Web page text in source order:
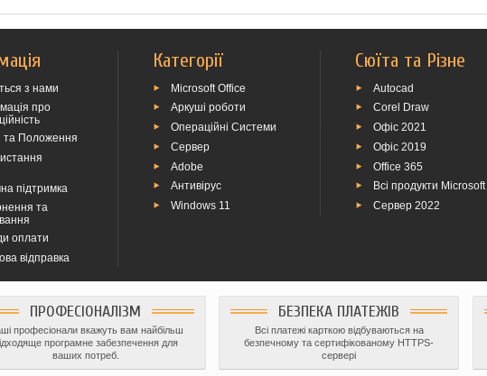
з нами
про
та Положення
підтримка
та
оплати
відправка
Категорії
Microsoft Office
Аркуші роботи
Операційні Системи
Сервер
Adobe
Антивірус
Windows 11
Сюїта та Різне
Autocad
Corel Draw
Офіс 2021
Офіс 2019
Office 365
Всі продукти Microsoft
Сервер 2022
ПРОФЕСІОНАЛІЗМ
професіонали вкажуть вам найбільш
програмне забезпечення для
ваших потреб.
БЕЗПЕКА ПЛАТЕЖІВ
Всі платежі карткою відбуваються на
безпечному та сертифікованому HTTPS-
сервері